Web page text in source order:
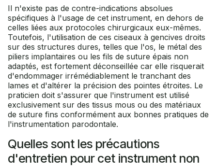
Il n'existe pas de contre-indications absolues
spécifiques à l'usage de cet instrument, en dehors de
celles liées aux protocoles chirurgicaux eux-mêmes.
Toutefois, l'utilisation de ces ciseaux à gencives droits
sur des structures dures, telles que l'os, le métal des
piliers implantaires ou les fils de suture épais non
adaptés, est fortement déconseillée car elle risquerait
d'endommager irrémédiablement le tranchant des
lames et d'altérer la précision des pointes étroites. Le
praticien doit s'assurer que l'instrument est utilisé
exclusivement sur des tissus mous ou des matériaux
de suture fins conformément aux bonnes pratiques de
l'instrumentation parodontale.
Quelles sont les précautions
d'entretien pour cet instrument non